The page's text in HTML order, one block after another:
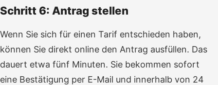
Schritt 6: Antrag stellen
Wenn Sie sich für einen Tarif entschieden haben,
können Sie direkt online den Antrag ausfüllen. Das
dauert etwa fünf Minuten. Sie bekommen sofort
eine Bestätigung per E-Mail und innerhalb von 24